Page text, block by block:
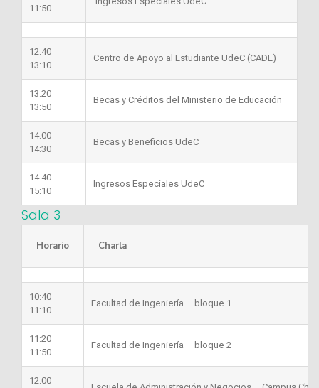
11:50
12:40
13:10
Centro de Apoyo al Estudiante UdeC (CADE)
13:20
13:50
Becas y Créditos del Ministerio de Educación
14:00
14:30
Becas y Beneficios UdeC
14:40
15:10
Ingresos Especiales UdeC
Sala 3
Horario Charla
10:40
11:10
Facultad de Ingeniería – bloque 1
11:20
11:50
Facultad de Ingeniería – bloque 2
12:00